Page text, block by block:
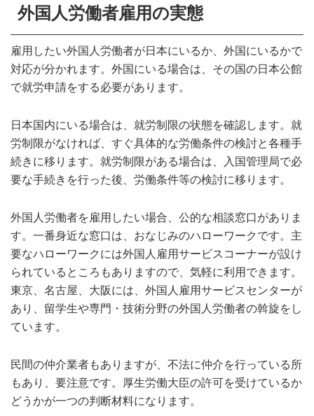
外国人労働者雇用の実態
雇用したい外国人労働者が日本にいるか、外国にいるかで
対応が分かれます。外国にいる場合は、その国の日本公館
で就労申請をする必要があります。
日本国内にいる場合は、就労制限の状態を確認します。就
労制限がなければ、すぐ具体的な労働条件の検討と各種手
続きに移ります。就労制限がある場合は、入国管理局で必
要な手続きを行った後、労働条件等の検討に移ります。
外国人労働者を雇用したい場合、公的な相談窓口がありま
す。一番身近な窓口は、おなじみのハローワークです。主
要なハローワークには外国人雇用サービスコーナーが設け
られているところもありますので、気軽に利用できます。
東京、名古屋、大阪には、外国人雇用サービスセンターが
あり、留学生や専門・技術分野の外国人労働者の斡旋をし
ています。
民間の仲介業者もありますが、不法に仲介を行っている所
もあり、要注意です。厚生労働大臣の許可を受けているか
どうかが一つの判断材料になります。